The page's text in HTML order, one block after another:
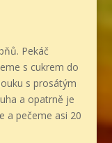
Pekáč
s cukrem do
s prosátým
a opatrně je
a pečeme asi 20